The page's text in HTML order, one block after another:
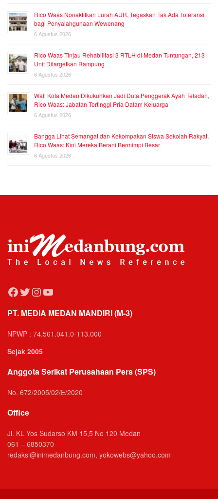
Rico Waas Nonaktifkan Lurah AUR, Tegaskan Tak Ada Toleransi
bagi Penyalahgunaan Wewenang
6 Agustus 2026
Rico Waas Tinjau Rehabilitasi 3 RTLH di Medan Tuntungan, 213
Unit Ditargetkan Rampung
6 Agustus 2026
Wali Kota Medan Dikukuhkan Jadi Duta Penggerak Ayah Teladan,
Rico Waas: Jabatan Tertinggi Pria Dalam Keluarga
6 Agustus 2026
Bangga Lihat Semangat dan Kekompakan Siswa Sekolah Rakyat,
Rico Waas: Kini Mereka Berani Bermimpi Besar
6 Agustus 2026
Facebook
Twitter
Instagram
YouTube
PT. MEDIA MEDAN MANDIRI (M-3)
NPWP : 74.561.041.0-113.000
Sejak 2005
Anggota Serikat Perusahaan Pers (SPS)
No. 672/2005/02/E/2020
Office
Jl. KL Yos Sudarso KM 15,5 No 120 Medan
061 – 6850370
redaksi@inimedanbung.com, yokowebs@yahoo.com